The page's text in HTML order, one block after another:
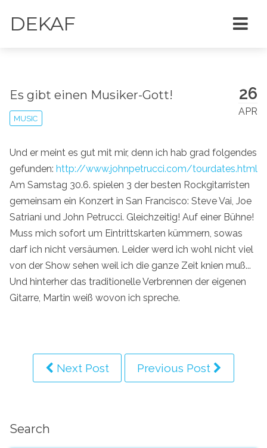
DEKAF
26
APR
Es gibt einen Musiker-Gott!
MUSIC
Und er meint es gut mit mir, denn ich hab grad folgendes
gefunden: http://www.johnpetrucci.com/tourdates.html
Am Samstag 30.6. spielen 3 der besten Rockgitarristen
gemeinsam ein Konzert in San Francisco: Steve Vai, Joe
Satriani und John Petrucci. Gleichzeitig! Auf einer Bühne!
Muss mich sofort um Eintrittskarten kümmern, sowas
darf ich nicht versäumen. Leider werd ich wohl nicht viel
von der Show sehen weil ich die ganze Zeit knien muß...
Und hinterher das traditionelle Verbrennen der eigenen
Gitarre, Martin weiß wovon ich spreche.
Next Post Previous Post
Search